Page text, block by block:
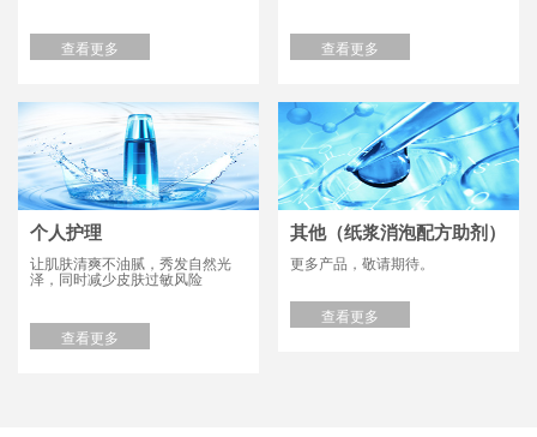
查看更多 查看更多
个人护理
让肌肤清爽不油腻，秀发自然光
泽，同时减少皮肤过敏风险
查看更多
其他（纸浆消泡配方助剂）
更多产品，敬请期待。
查看更多